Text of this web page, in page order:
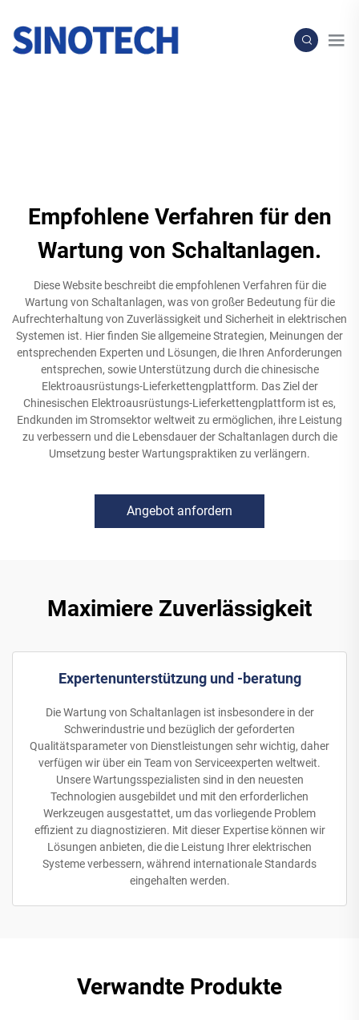
Empfohlene Verfahren für den
Wartung von Schaltanlagen.
Diese Website beschreibt die empfohlenen Verfahren für die
Wartung von Schaltanlagen, was von großer Bedeutung für die
Aufrechterhaltung von Zuverlässigkeit und Sicherheit in elektrischen
Systemen ist. Hier finden Sie allgemeine Strategien, Meinungen der
entsprechenden Experten und Lösungen, die Ihren Anforderungen
entsprechen, sowie Unterstützung durch die chinesische
Elektroausrüstungs-Lieferkettengplattform. Das Ziel der
Chinesischen Elektroausrüstungs-Lieferkettengplattform ist es,
Endkunden im Stromsektor weltweit zu ermöglichen, ihre Leistung
zu verbessern und die Lebensdauer der Schaltanlagen durch die
Umsetzung bester Wartungspraktiken zu verlängern.
Angebot anfordern
Maximiere Zuverlässigkeit
Expertenunterstützung und -beratung
Die Wartung von Schaltanlagen ist insbesondere in der
Schwerindustrie und bezüglich der geforderten
Qualitätsparameter von Dienstleistungen sehr wichtig, daher
verfügen wir über ein Team von Serviceexperten weltweit.
Unsere Wartungsspezialisten sind in den neuesten
Technologien ausgebildet und mit den erforderlichen
Werkzeugen ausgestattet, um das vorliegende Problem
effizient zu diagnostizieren. Mit dieser Expertise können wir
Lösungen anbieten, die die Leistung Ihrer elektrischen
Systeme verbessern, während internationale Standards
eingehalten werden.
Verwandte Produkte